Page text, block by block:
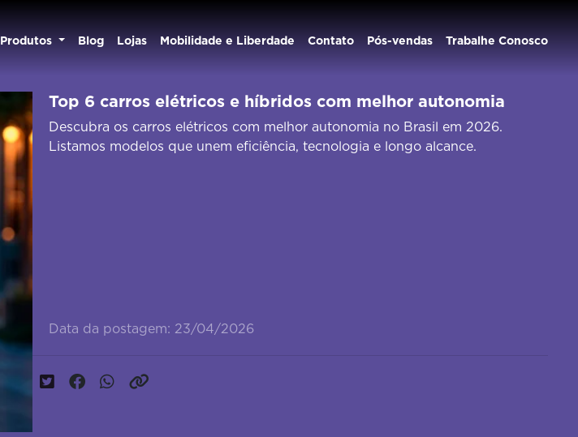
Produtos Blog Lojas Mobilidade e Liberdade Contato Pós-vendas Trabalhe Conosco
Top 6 carros elétricos e híbridos com melhor autonomia
Descubra os carros elétricos com melhor autonomia no Brasil em 2026.
Listamos modelos que unem eficiência, tecnologia e longo alcance.
Data da postagem: 23/04/2026